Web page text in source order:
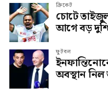
ক্রিকেট
চোটে
আগে বড়
ফুটবল
অবস্থান নিল